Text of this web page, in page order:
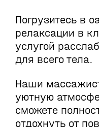
Погрузитесь в
релаксации в
услугой
для всего тела.
Наши
уютную
сможете
отдохнуть от